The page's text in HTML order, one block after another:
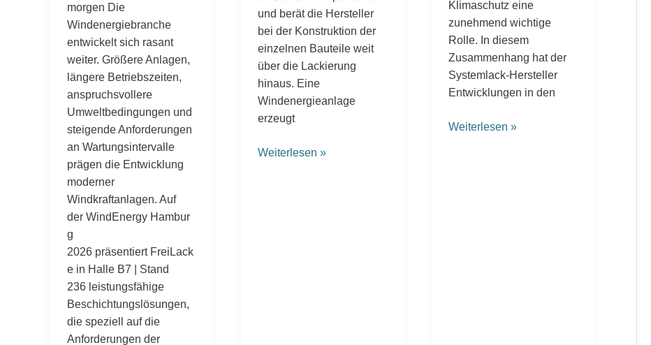
morgen Die
Windenergiebranche
entwickelt sich rasant
weiter. Größere Anlagen,
längere Betriebszeiten,
anspruchsvollere
Umweltbedingungen und
steigende Anforderungen
an Wartungsintervalle
prägen die Entwicklung
moderner
Windkraftanlagen. Auf
der WindEnergy Hambur
g
2026 präsentiert FreiLack
e in Halle B7 | Stand
236 leistungsfähige
Beschichtungslösungen,
die speziell auf die
Anforderungen der
und berät die Hersteller
bei der Konstruktion der
einzelnen Bauteile weit
über die Lackierung
hinaus. Eine
Windenergieanlage
erzeugt
Weiterlesen »
Klimaschutz eine
zunehmend wichtige
Rolle. In diesem
Zusammenhang hat der
Systemlack-Hersteller
Entwicklungen in den
Weiterlesen »